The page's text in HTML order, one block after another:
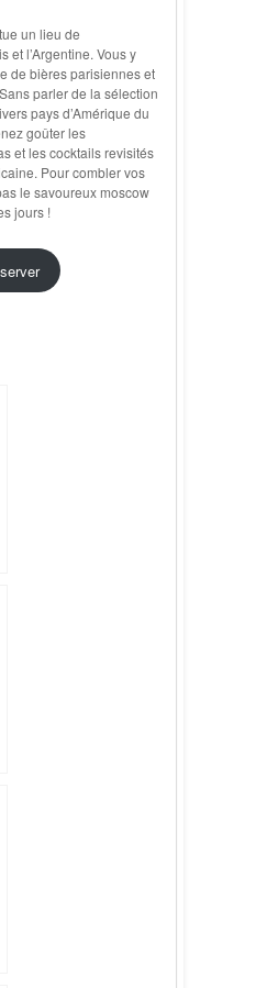
un lieu de
et l’Argentine. Vous y
de bières parisiennes et
parler de la sélection
pays d’Amérique du
goûter les
et les cocktails revisités
Pour combler vos
le savoureux moscow
jours !